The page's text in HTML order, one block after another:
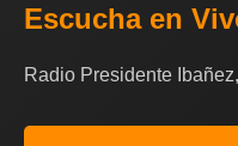
Escucha en
Radio Presidente